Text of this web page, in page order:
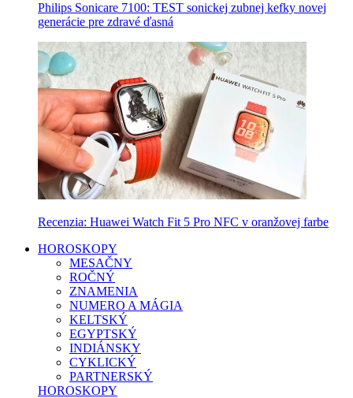
Philips Sonicare 7100: TEST sonickej zubnej kefky novej
generácie pre zdravé ďasná
Recenzia: Huawei Watch Fit 5 Pro NFC v oranžovej farbe
HOROSKOPY
MESAČNY
ROČNÝ
ZNAMENIA
NUMERO A MÁGIA
KELTSKÝ
EGYPTSKÝ
INDIÁNSKY
CYKLICKÝ
PARTNERSKÝ
HOROSKOPY